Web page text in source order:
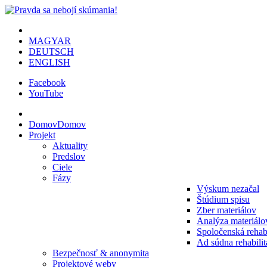
MAGYAR
DEUTSCH
ENGLISH
Facebook
YouTube
DomovDomov
Projekt
Aktuality
Predslov
Ciele
Fázy
Výskum nezačal
Štúdium spisu
Zber materiálov
Analýza
Spoločenská
Ad súdna
Bezpečnosť & anonymita
Projektové weby